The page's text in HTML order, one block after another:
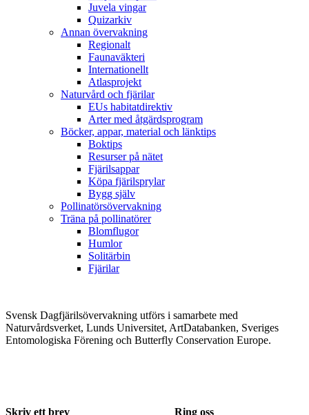
Juvela vingar
Quizarkiv
Annan övervakning
Regionalt
Faunaväkteri
Internationellt
Atlasprojekt
Naturvård och fjärilar
EUs habitatdirektiv
Arter med åtgärdsprogram
Böcker, appar, material och länktips
Boktips
Resurser på nätet
Fjärilsappar
Köpa fjärilsprylar
Bygg själv
Pollinatörsövervakning
Träna på pollinatörer
Blomflugor
Humlor
Solitärbin
Fjärilar
Svensk Dagfjärilsövervakning utförs i samarbete med
Naturvårdsverket, Lunds Universitet, ArtDatabanken, Sveriges
Entomologiska Förening och Butterfly Conservation Europe.
Skriv ett brev Ring oss